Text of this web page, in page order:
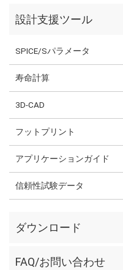
設計支援ツール
SPICE/Sパラメータ
寿命計算
3D-CAD
フットプリント
アプリケーションガイド
信頼性試験データ
ダウンロード
FAQ/お問い合わせ